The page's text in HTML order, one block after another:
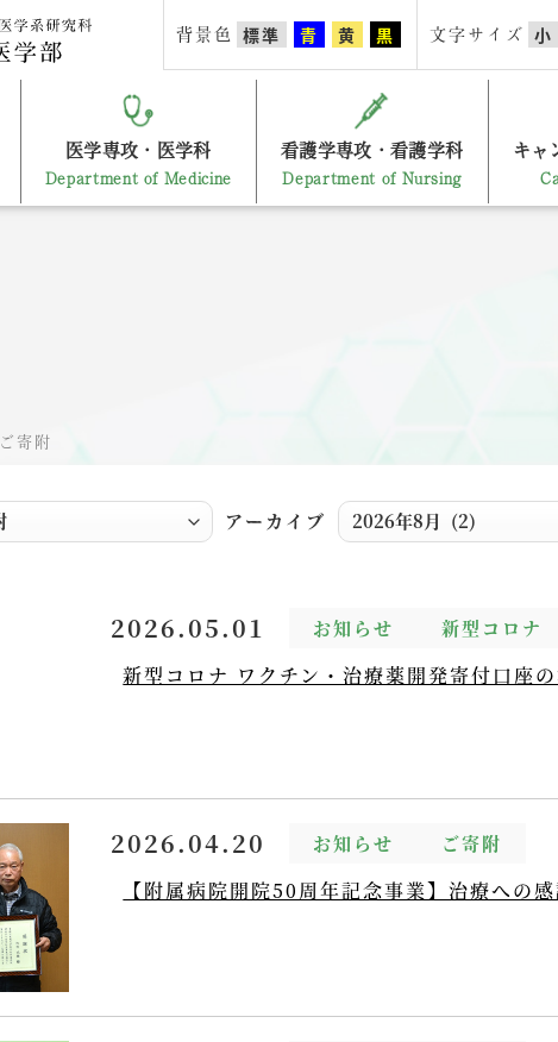
背景色 標準 青 黄 黒 文字サイズ 小
医学専攻・医学科
Department of Medicine
看護学専攻・看護学科
Department of Nursing
キャ
ご寄附
アーカイブ
2026.05.01 お知らせ 新型コロナ
新型コロナ ワクチン・治療薬開発寄付口座
2026.04.20 お知らせ ご寄附
【附属病院開院50周年記念事業】治療への